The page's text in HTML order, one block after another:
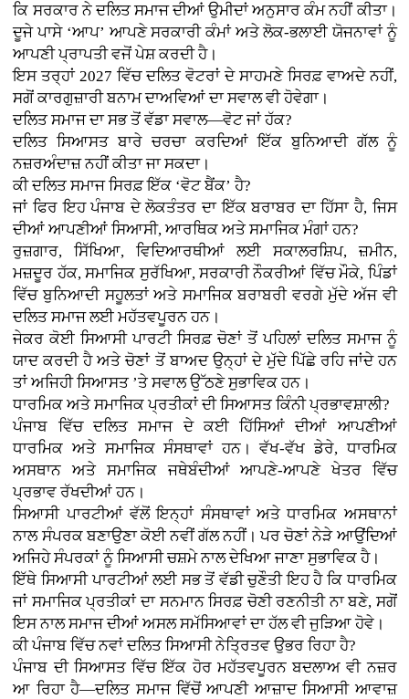
ਕਿ ਸਰਕਾਰ ਨੇ ਦਲਿਤ ਸਮਾਜ ਦੀਆਂ ਉਮੀਦਾਂ ਅਨੁਸਾਰ ਕੰਮ ਨਹੀਂ ਕੀਤਾ।
ਦੂਜੇ ਪਾਸੇ ‘ਆਪ’ ਆਪਣੇ ਸਰਕਾਰੀ ਕੰਮਾਂ ਅਤੇ ਲੋਕ-ਭਲਾਈ ਯੋਜਨਾਵਾਂ ਨੂੰ
ਆਪਣੀ ਪ੍ਰਾਪਤੀ ਵਜੋਂ ਪੇਸ਼ ਕਰਦੀ ਹੈ।
ਇਸ ਤਰ੍ਹਾਂ 2027 ਵਿੱਚ ਦਲਿਤ ਵੋਟਰਾਂ ਦੇ ਸਾਹਮਣੇ ਸਿਰਫ਼ ਵਾਅਦੇ ਨਹੀਂ,
ਸਗੋਂ ਕਾਰਗੁਜ਼ਾਰੀ ਬਨਾਮ ਦਾਅਵਿਆਂ ਦਾ ਸਵਾਲ ਵੀ ਹੋਵੇਗਾ।
ਦਲਿਤ ਸਮਾਜ ਦਾ ਸਭ ਤੋਂ ਵੱਡਾ ਸਵਾਲ—ਵੋਟ ਜਾਂ ਹੱਕ?
ਦਲਿਤ ਸਿਆਸਤ ਬਾਰੇ ਚਰਚਾ ਕਰਦਿਆਂ ਇੱਕ ਬੁਨਿਆਦੀ ਗੱਲ ਨੂੰ
ਨਜ਼ਰਅੰਦਾਜ਼ ਨਹੀਂ ਕੀਤਾ ਜਾ ਸਕਦਾ।
ਕੀ ਦਲਿਤ ਸਮਾਜ ਸਿਰਫ਼ ਇੱਕ ‘ਵੋਟ ਬੈਂਕ’ ਹੈ?
ਜਾਂ ਫਿਰ ਇਹ ਪੰਜਾਬ ਦੇ ਲੋਕਤੰਤਰ ਦਾ ਇੱਕ ਬਰਾਬਰ ਦਾ ਹਿੱਸਾ ਹੈ, ਜਿਸ
ਦੀਆਂ ਆਪਣੀਆਂ ਸਿਆਸੀ, ਆਰਥਿਕ ਅਤੇ ਸਮਾਜਿਕ ਮੰਗਾਂ ਹਨ?
ਰੁਜ਼ਗਾਰ, ਸਿੱਖਿਆ, ਵਿਦਿਆਰਥੀਆਂ ਲਈ ਸਕਾਲਰਸ਼ਿਪ, ਜ਼ਮੀਨ,
ਮਜ਼ਦੂਰ ਹੱਕ, ਸਮਾਜਿਕ ਸੁਰੱਖਿਆ, ਸਰਕਾਰੀ ਨੌਕਰੀਆਂ ਵਿੱਚ ਮੌਕੇ, ਪਿੰਡਾਂ
ਵਿੱਚ ਬੁਨਿਆਦੀ ਸਹੂਲਤਾਂ ਅਤੇ ਸਮਾਜਿਕ ਬਰਾਬਰੀ ਵਰਗੇ ਮੁੱਦੇ ਅੱਜ ਵੀ
ਦਲਿਤ ਸਮਾਜ ਲਈ ਮਹੱਤਵਪੂਰਨ ਹਨ।
ਜੇਕਰ ਕੋਈ ਸਿਆਸੀ ਪਾਰਟੀ ਸਿਰਫ਼ ਚੋਣਾਂ ਤੋਂ ਪਹਿਲਾਂ ਦਲਿਤ ਸਮਾਜ ਨੂੰ
ਯਾਦ ਕਰਦੀ ਹੈ ਅਤੇ ਚੋਣਾਂ ਤੋਂ ਬਾਅਦ ਉਨ੍ਹਾਂ ਦੇ ਮੁੱਦੇ ਪਿੱਛੇ ਰਹਿ ਜਾਂਦੇ ਹਨ
ਤਾਂ ਅਜਿਹੀ ਸਿਆਸਤ ’ਤੇ ਸਵਾਲ ਉੱਠਣੇ ਸੁਭਾਵਿਕ ਹਨ।
ਧਾਰਮਿਕ ਅਤੇ ਸਮਾਜਿਕ ਪ੍ਰਤੀਕਾਂ ਦੀ ਸਿਆਸਤ ਕਿੰਨੀ ਪ੍ਰਭਾਵਸ਼ਾਲੀ?
ਪੰਜਾਬ ਵਿੱਚ ਦਲਿਤ ਸਮਾਜ ਦੇ ਕਈ ਹਿੱਸਿਆਂ ਦੀਆਂ ਆਪਣੀਆਂ
ਧਾਰਮਿਕ ਅਤੇ ਸਮਾਜਿਕ ਸੰਸਥਾਵਾਂ ਹਨ। ਵੱਖ-ਵੱਖ ਡੇਰੇ, ਧਾਰਮਿਕ
ਅਸਥਾਨ ਅਤੇ ਸਮਾਜਿਕ ਜਥੇਬੰਦੀਆਂ ਆਪਣੇ-ਆਪਣੇ ਖੇਤਰ ਵਿੱਚ
ਪ੍ਰਭਾਵ ਰੱਖਦੀਆਂ ਹਨ।
ਸਿਆਸੀ ਪਾਰਟੀਆਂ ਵੱਲੋਂ ਇਨ੍ਹਾਂ ਸੰਸਥਾਵਾਂ ਅਤੇ ਧਾਰਮਿਕ ਅਸਥਾਨਾਂ
ਨਾਲ ਸੰਪਰਕ ਬਣਾਉਣਾ ਕੋਈ ਨਵੀਂ ਗੱਲ ਨਹੀਂ। ਪਰ ਚੋਣਾਂ ਨੇੜੇ ਆਉਂਦਿਆਂ
ਅਜਿਹੇ ਸੰਪਰਕਾਂ ਨੂੰ ਸਿਆਸੀ ਚਸ਼ਮੇ ਨਾਲ ਦੇਖਿਆ ਜਾਣਾ ਸੁਭਾਵਿਕ ਹੈ।
ਇੱਥੇ ਸਿਆਸੀ ਪਾਰਟੀਆਂ ਲਈ ਸਭ ਤੋਂ ਵੱਡੀ ਚੁਣੌਤੀ ਇਹ ਹੈ ਕਿ ਧਾਰਮਿਕ
ਜਾਂ ਸਮਾਜਿਕ ਪ੍ਰਤੀਕਾਂ ਦਾ ਸਨਮਾਨ ਸਿਰਫ਼ ਚੋਣੀ ਰਣਨੀਤੀ ਨਾ ਬਣੇ, ਸਗੋਂ
ਇਸ ਨਾਲ ਸਮਾਜ ਦੀਆਂ ਅਸਲ ਸਮੱਸਿਆਵਾਂ ਦਾ ਹੱਲ ਵੀ ਜੁੜਿਆ ਹੋਵੇ।
ਕੀ ਪੰਜਾਬ ਵਿੱਚ ਨਵਾਂ ਦਲਿਤ ਸਿਆਸੀ ਨੇਤ੍ਰਿਤਵ ਉਭਰ ਰਿਹਾ ਹੈ?
ਪੰਜਾਬ ਦੀ ਸਿਆਸਤ ਵਿੱਚ ਇੱਕ ਹੋਰ ਮਹੱਤਵਪੂਰਨ ਬਦਲਾਅ ਵੀ ਨਜ਼ਰ
ਆ ਰਿਹਾ ਹੈ—ਦਲਿਤ ਸਮਾਜ ਵਿੱਚੋਂ ਆਪਣੀ ਆਜ਼ਾਦ ਸਿਆਸੀ ਆਵਾਜ਼